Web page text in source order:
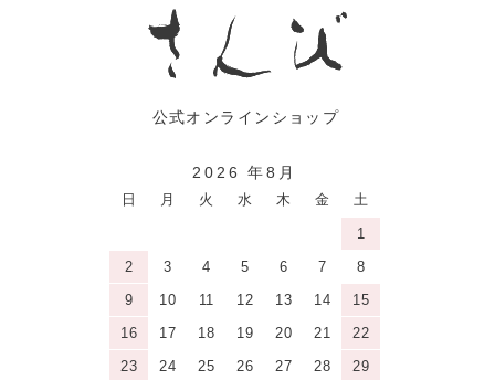
2026 年8月
日 月 火 水 木 金 土
1
2
3 4 5 6 7
8
9
10 11 12 13 14
15
16
17 18 19 20 21
22
23
24 25 26 27 28
29